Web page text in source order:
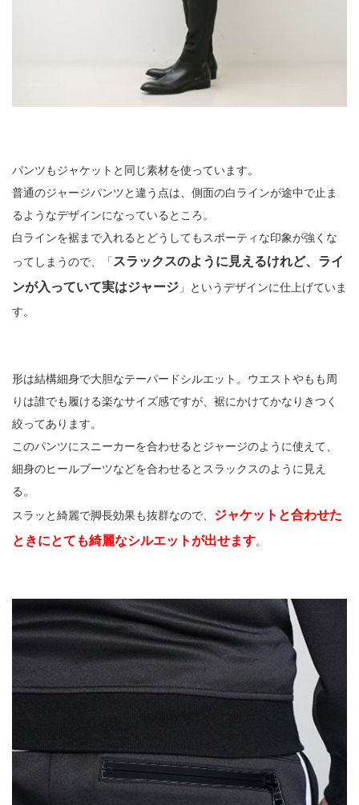
パンツもジャケットと同じ素材を使っています。
普通のジャージパンツと違う点は、側面の白ラインが途中で止ま
るようなデザインになっているところ。
白ラインを裾まで入れるとどうしてもスポーティな印象が強くな
ってしまうので、「 スラックスのように見えるけれど、ライ
ンが入っていて実はジャージ 」というデザインに仕上げていま
す。
形は結構細身で大胆なテーパードシルエット。ウエストやもも周
りは誰でも履ける楽なサイズ感ですが、裾にかけてかなりきつく
絞ってあります。
このパンツにスニーカーを合わせるとジャージのように使えて、
細身のヒールブーツなどを合わせるとスラックスのように見え
る。
スラッと綺麗で脚長効果も抜群なので、 ジャケットと合わせた
ときにとても綺麗なシルエットが出せます。